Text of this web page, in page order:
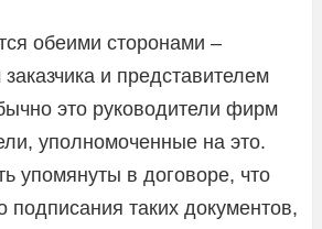
обеими сторонами –
и представителем
это руководители фирм
уполномоченные на это.
упомянуты в договоре, что
таких документов,